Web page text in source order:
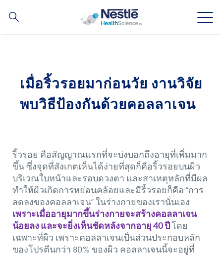
ความเชี่ยวชาญของเรา
สินค้าของเรา
การลงทุนและหุ้นส่วนทางธุรกิจของเรา
Contact
revamp
ติดต่อเรา
Social
revamp
v2
เปลี่ยนโหมดหน้าจอ
เมื่อริ้วรอยมาก่อนวัย งานวิจัย
พบวิธีป้องกันด้วยคอลลาเจน
ริ้วรอย คือสัญญาณแรกที่จะบ่งบอกถึงอายุที่เพิ่มมาก
ขึ้น ซึ่งจุดที่สังเกตเห็นได้ง่ายที่สุดก็คือริ้วรอยบนผิว
บริเวณใบหน้าและรอบดวงตา และสาเหตุหลักที่มีผล
ทำให้ผิวเกิดการหย่อนคล้อยและมีริ้วรอยก็คือ “การ
ลดลงของคอลลาเจน” ในร่างกายของเรานั่นเอง
เพราะเมื่ออายุมากขึ้นร่างกายจะสร้างคอลลาเจน
น้อยลง และจะยิ่งเห็นชัดหลังจากอายุ 40 ปีโดย
เฉพาะที่ผิว เพราะคอลลาเจนเป็นส่วนประกอบหลัก
ของโปรตีนกว่า 80% ของผิว คอลลาเจนนี้จะอยู่ที่